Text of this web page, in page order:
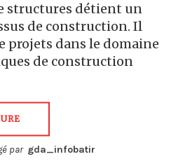
structures détient un
de construction. Il
projets dans le domaine
de construction
par gda_infobatir